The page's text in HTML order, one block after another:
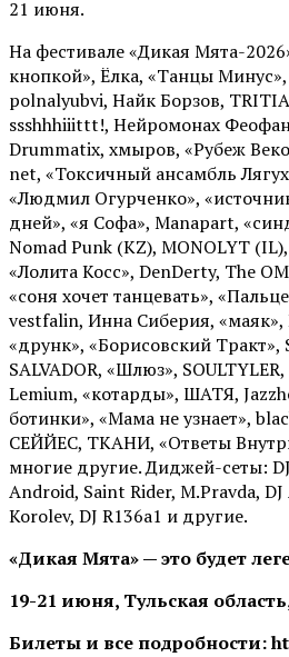
21 июня.
На фестивале «Дикая Мята-
кнопкой», Ёлка, «Танцы
polnalyubvi, Найк Борзов,
ssshhhiiittt!, Нейромонах
Drummatix, хмыров, «Рубеж
net, «Токсичный ансамбль
«Людмил Огурченко»,
дней», «я Софа», Manapart,
Nomad Punk (KZ), MONOLYT
«Лолита Косс», DenDerty, The
«соня хочет танцевать»,
vestfalin, Инна Сиберия,
«друнк», «Борисовский Тракт»,
SALVADOR, «Шлюз»,
Lemium, «котарды», ШАТЯ,
ботинки», «Мама не узнает»,
СЕЙЙЕС, ТКАНИ, «Ответы
многие другие. Диджей-сеты:
Android, Saint Rider, М.Pravda, DJ
Korolev, DJ R136a1 и другие.
«Дикая Мята» — это будет
19-21 июня, Тульская
Билеты и все подробности: